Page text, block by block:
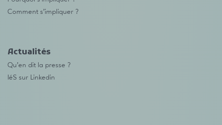
Comment s’impliquer ?
Actualités
Qu’en dit la presse ?
IéS sur Linkedin